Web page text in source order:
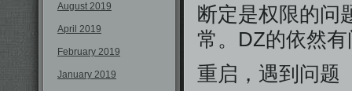
August 2019
April 2019
February 2019
January 2019
断定是权限的
常。DZ的依然
重启，遇到问题